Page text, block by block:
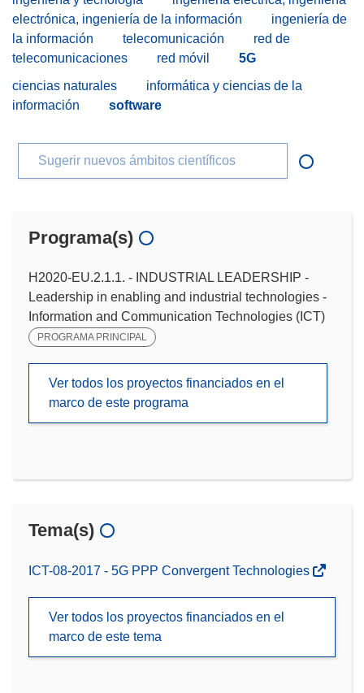
electrónica, ingeniería de la información
ingeniería de
la información
telecomunicación
red de
telecomunicaciones
red móvil
5G
ciencias naturales
informática y ciencias de la
información
software
Sugerir nuevos ámbitos científicos
Programa(s)
H2020-EU.2.1.1. - INDUSTRIAL LEADERSHIP -
Leadership in enabling and industrial technologies -
Information and Communication Technologies (ICT)
PROGRAMA PRINCIPAL
Ver todos los proyectos financiados en el
marco de este programa
Tema(s)
ICT-08-2017 - 5G PPP Convergent Technologies
Ver todos los proyectos financiados en el
marco de este tema